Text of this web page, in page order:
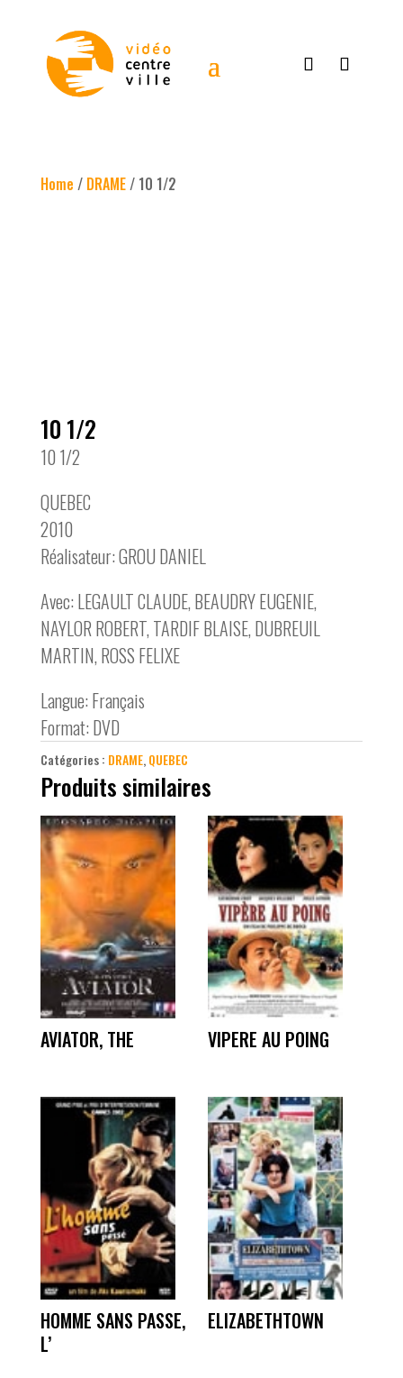
Home / DRAME/ 10 1/2
10 1/2
10 1/2
QUEBEC
2010
Réalisateur: GROU DANIEL
Avec: LEGAULT CLAUDE, BEAUDRY EUGENIE,
NAYLOR ROBERT, TARDIF BLAISE, DUBREUIL
MARTIN, ROSS FELIXE
Langue: Français
Format: DVD
Catégories : DRAME,QUEBEC
Produits similaires
AVIATOR, THE VIPERE AU POING
HOMME SANS PASSE,
L’
ELIZABETHTOWN